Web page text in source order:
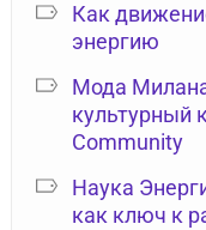
Как
энергию
Мода
культурный
Community
Наука
как ключ к